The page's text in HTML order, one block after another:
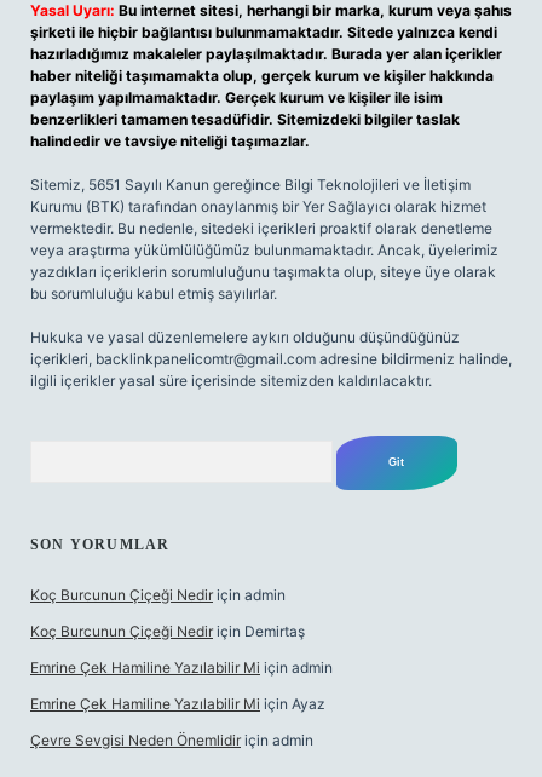
Yasal Uyarı: Bu internet sitesi, herhangi bir marka, kurum veya şahıs
şirketi ile hiçbir bağlantısı bulunmamaktadır. Sitede yalnızca kendi
hazırladığımız makaleler paylaşılmaktadır. Burada yer alan içerikler
haber niteliği taşımamakta olup, gerçek kurum ve kişiler hakkında
paylaşım yapılmamaktadır. Gerçek kurum ve kişiler ile isim
benzerlikleri tamamen tesadüfidir. Sitemizdeki bilgiler taslak
halindedir ve tavsiye niteliği taşımazlar.
Sitemiz, 5651 Sayılı Kanun gereğince Bilgi Teknolojileri ve İletişim
Kurumu (BTK) tarafından onaylanmış bir Yer Sağlayıcı olarak hizmet
vermektedir. Bu nedenle, sitedeki içerikleri proaktif olarak denetleme
veya araştırma yükümlülüğümüz bulunmamaktadır. Ancak, üyelerimiz
yazdıkları içeriklerin sorumluluğunu taşımakta olup, siteye üye olarak
bu sorumluluğu kabul etmiş sayılırlar.
Hukuka ve yasal düzenlemelere aykırı olduğunu düşündüğünüz
içerikleri, backlinkpanelicomtr@gmail.com adresine bildirmeniz halinde,
ilgili içerikler yasal süre içerisinde sitemizden kaldırılacaktır.
SON YORUMLAR
Koç Burcunun Çiçeği Nedir için admin
Koç Burcunun Çiçeği Nedir için Demirtaş
Emrine Çek Hamiline Yazılabilir Mi için admin
Emrine Çek Hamiline Yazılabilir Mi için Ayaz
Çevre Sevgisi Neden Önemlidir için admin